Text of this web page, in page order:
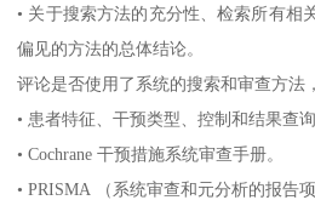
• 关于搜索方法的充分性、检索所有相
偏见的方法的总体结论。
评论是否使用了系统的搜索和审查方法
• 患者特征、干预类型、控制和结果查
• Cochrane 干预措施系统审查手册。
• PRISMA （系统审查和元分析的报告项